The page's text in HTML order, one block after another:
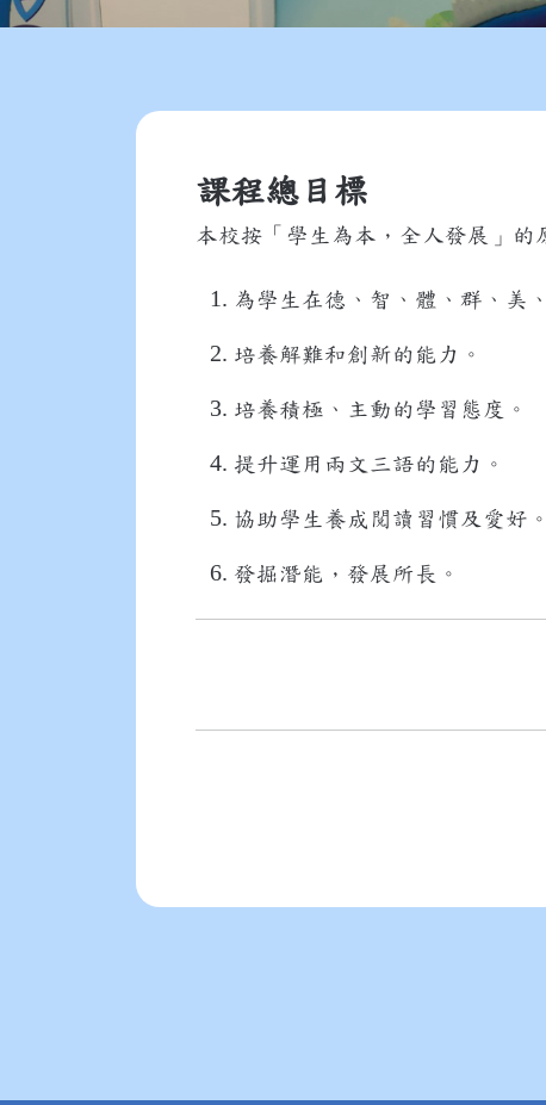
課程總目標
本校按「學生為本，全人發展」的
為學生在德、智、體、群、美
培養解難和創新的能力。
培養積極、主動的學習態度。
提升運用兩文三語的能力。
協助學生養成閲讀習慣及愛好。
發掘潛能，發展所長。